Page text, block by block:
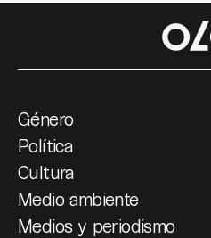
Género
Política
Cultura
Medio ambiente
Medios y periodismo